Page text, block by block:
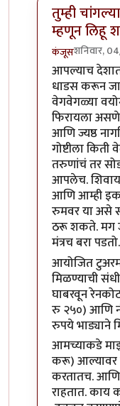
तुम्ही
म्हणून लिहू
कंजूसशनिवार,
In reply to
आपल्याच
धाडस करून
वेगवेगळ्या
फिरायला
आणि ज्यष्ठ
गोष्टीला
तरुणांचं तर
आपलेच. शिवाय
आणि आम्ही
रुमवर या असे
ठरू शकते. मग
मंत्रच बरा पडतो.
आयोजित
मिळण्याची
घाबरवून
रु २५०) आणि
रुपये
आमच्याकडे
करू) आल्यावर
करतातच. आणि
राहतात. काय